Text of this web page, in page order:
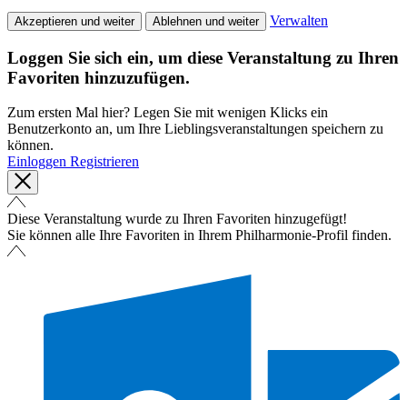
Akzeptieren und weiter Ablehnen und weiter Verwalten
Loggen Sie sich ein, um diese Veranstaltung zu Ihren
Favoriten hinzuzufügen.
Zum ersten Mal hier? Legen Sie mit wenigen Klicks ein
Benutzerkonto an, um Ihre Lieblingsveranstaltungen speichern zu
können.
Einloggen Registrieren
Diese Veranstaltung wurde zu Ihren Favoriten hinzugefügt!
Sie können alle Ihre Favoriten in Ihrem Philharmonie-Profil finden.